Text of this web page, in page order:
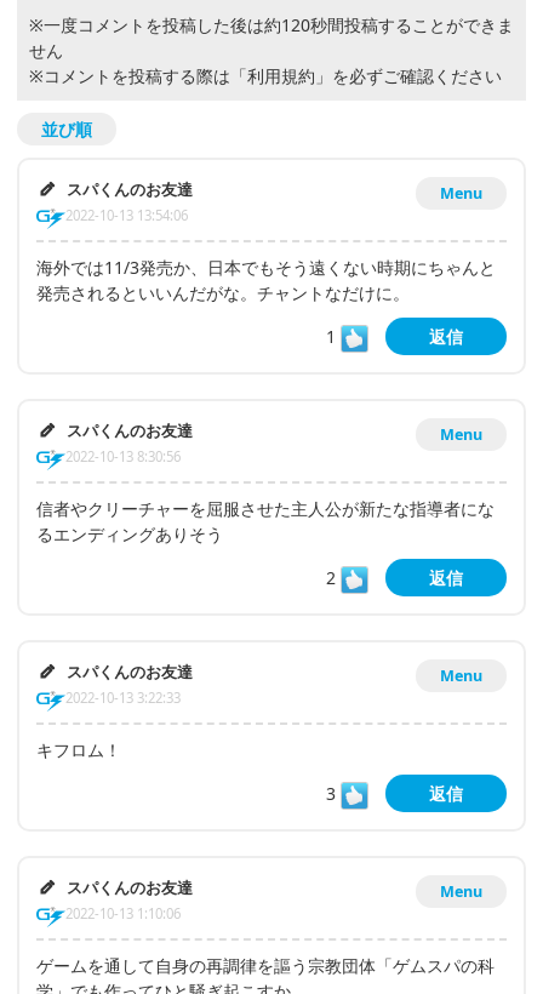
※一度コメントを投稿した後は約120秒間投稿することができま
せん
※コメントを投稿する際は 「利用規約」 を必ずご確認ください
並び順
Menu
スパくんのお友達
2022-10-13 13:54:06
海外では11/3発売か、日本でもそう遠くない時期にちゃんと
発売されるといいんだがな。チャントなだけに。
1
返信
Menu
スパくんのお友達
2022-10-13 8:30:56
信者やクリーチャーを屈服させた主人公が新たな指導者にな
るエンディングありそう
2
返信
Menu
スパくんのお友達
2022-10-13 3:22:33
キフロム！
3
返信
Menu
スパくんのお友達
2022-10-13 1:10:06
ゲームを通して自身の再調律を謳う宗教団体「ゲムスパの科